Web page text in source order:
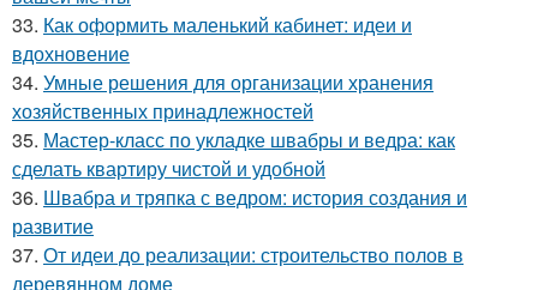
33. Как оформить маленький кабинет: идеи и
вдохновение
34. Умные решения для организации хранения
хозяйственных принадлежностей
35. Мастер-класс по укладке швабры и ведра: как
сделать квартиру чистой и удобной
36. Швабра и тряпка с ведром: история создания и
развитие
37. От идеи до реализации: строительство полов в
деревянном доме